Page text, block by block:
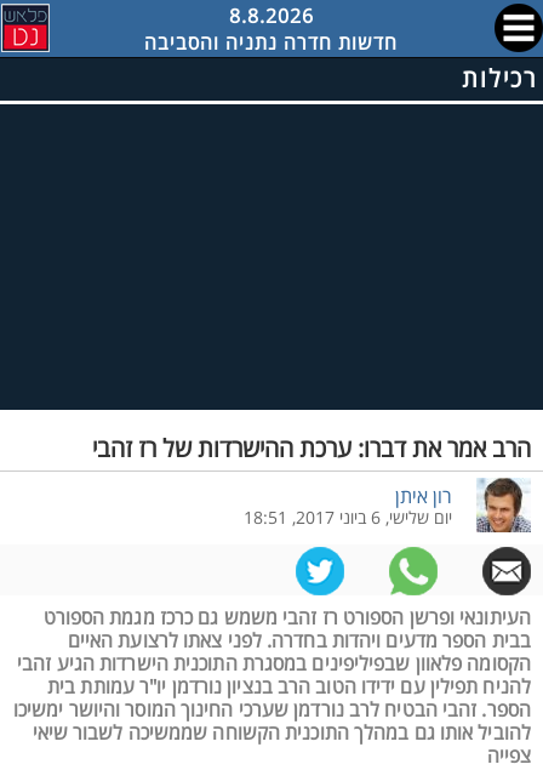
8.8.2026
חדשות חדרה נתניה והסביבה
רכילות
הרב אמר את דברו: ערכת ההישרדות של רז זהבי
רון איתן
יום שלישי, 6 ביוני 2017, 18:51
העיתונאי ופרשן הספורט רז זהבי משמש גם כרכז מגמת הספורט
בבית הספר מדעים ויהדות בחדרה. לפני צאתו לרצועת האיים
הקסומה פלאוון שבפיליפינים במסגרת התוכנית הישרדות הגיע זהבי
להניח תפילין עם ידידו הטוב הרב בנציון נורדמן יו"ר עמותת בית
הספר. זהבי הבטיח לרב נורדמן שערכי החינוך המוסר והיושר ימשיכו
להוביל אותו גם במהלך התוכנית הקשוחה שממשיכה לשבור שיאי
צפייה